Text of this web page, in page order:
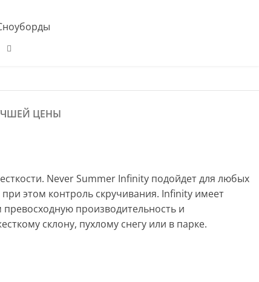
ЦЕНЫ
Never Summer Infinity подойдет для любых
этом контроль скручивания. Infinity имеет
производительность и
склону, пухлому снегу или в парке.